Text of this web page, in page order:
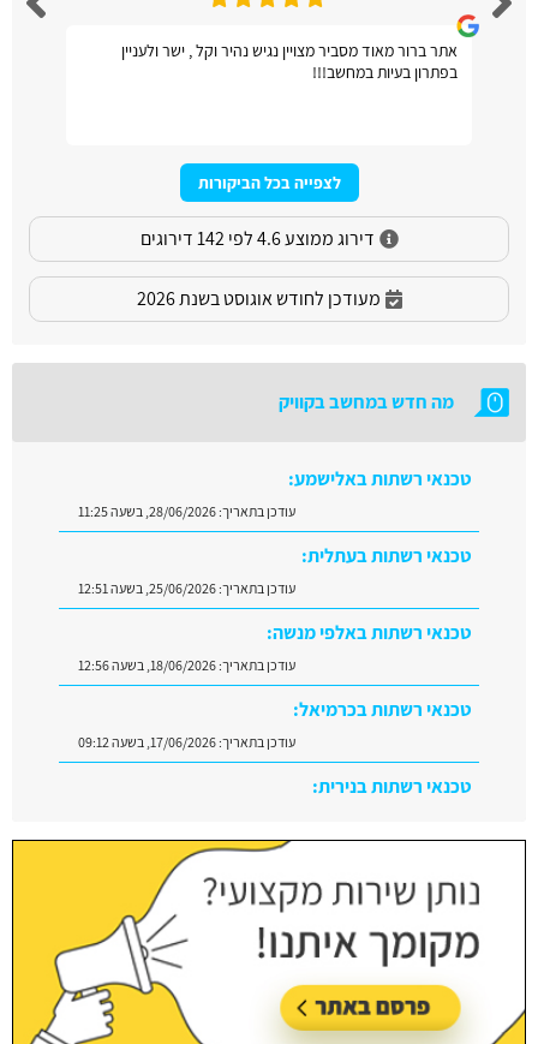
אתר ברור מאוד מסביר מצויין נגיש נהיר וקל , ישר ולעניין
בפתרון בעיות במחשב!!!
לצפייה בכל הביקורות
דירוג ממוצע 4.6 לפי 142 דירוגים
מעודכן לחודש אוגוסט בשנת 2026
מה חדש במחשב בקוויק
טכנאי רשתות באלישמע:
טכנאי רשתות בעתלית:
עודכן בתאריך:25/06/2026, בשעה 12:51
טכנאי רשתות באלפי מנשה:
עודכן בתאריך:18/06/2026, בשעה 12:56
טכנאי רשתות בכרמיאל:
עודכן בתאריך:17/06/2026, בשעה 09:12
טכנאי רשתות בנירית:
עודכן בתאריך: 29/06/2026, בשעה 10:08